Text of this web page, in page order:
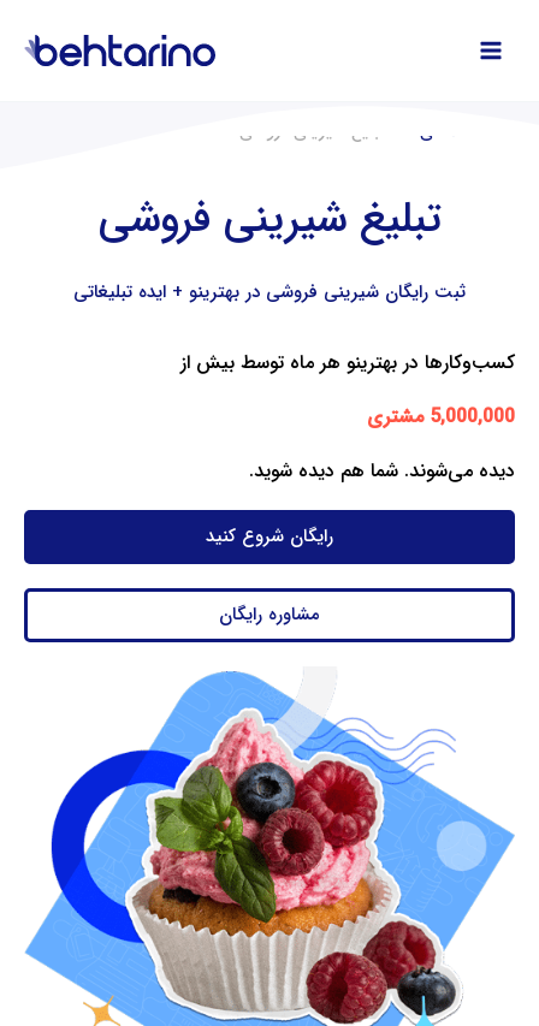
محتوا
صفحه اصلی تبلیغ شیرینی ‌فروشی
تبلیغ شیرینی ‌فروشی
ثبت رایگان شیرینی ‌فروشی در بهترینو + ایده تبلیغاتی
کسب‌وکارها در بهترینو هر ماه توسط بیش از
5,000,000 مشتری
دیده می‌شوند. شما هم دیده شوید.
رایگان شروع کنید
مشاوره رایگان